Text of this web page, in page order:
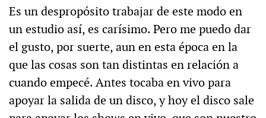
Es un despropósito trabajar de este modo en
un estudio así, es carísimo. Pero me puedo dar
el gusto, por suerte, aun en esta época en la
que las cosas son tan distintas en relación a
cuando empecé. Antes tocaba en vivo para
apoyar la salida de un disco, y hoy el disco sale